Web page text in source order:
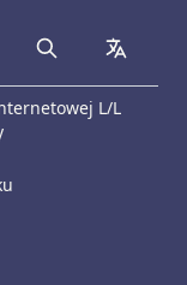
Search
L/L